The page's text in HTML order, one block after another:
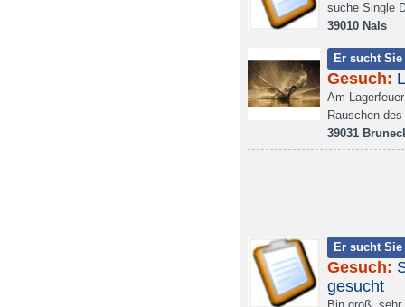
suche Single
39010 Nals
Er sucht Sie
Gesuch:
Am
Rauschen
39031
Er sucht Sie
Gesuch:
gesucht